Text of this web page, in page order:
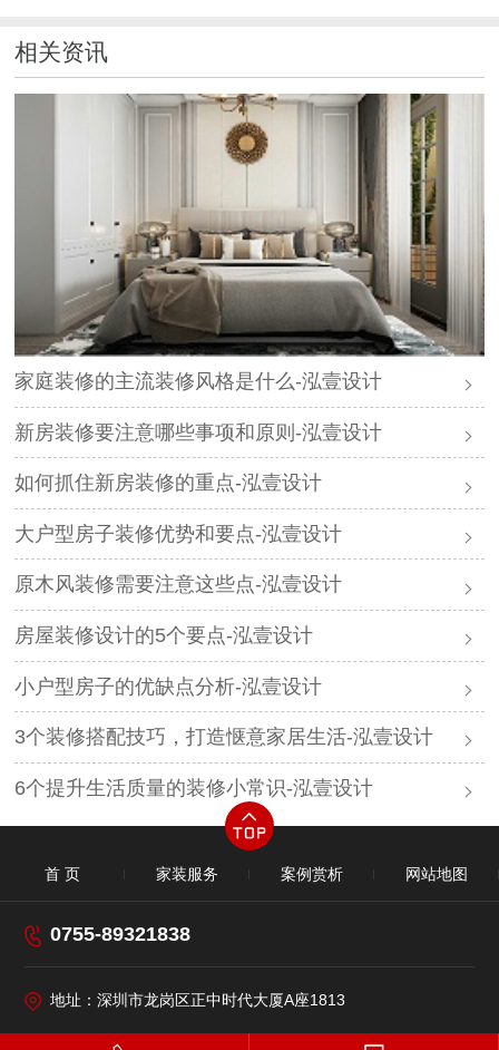
相关资讯
家庭装修的主流装修风格是什么-泓壹设计
新房装修要注意哪些事项和原则-泓壹设计
如何抓住新房装修的重点-泓壹设计
大户型房子装修优势和要点-泓壹设计
原木风装修需要注意这些点-泓壹设计
房屋装修设计的5个要点-泓壹设计
小户型房子的优缺点分析-泓壹设计
3个装修搭配技巧，打造惬意家居生活-泓壹设计
6个提升生活质量的装修小常识-泓壹设计​
首 页 家装服务 案例赏析 网站地图
0755-89321838
地址：深圳市龙岗区正中时代大厦A座1813